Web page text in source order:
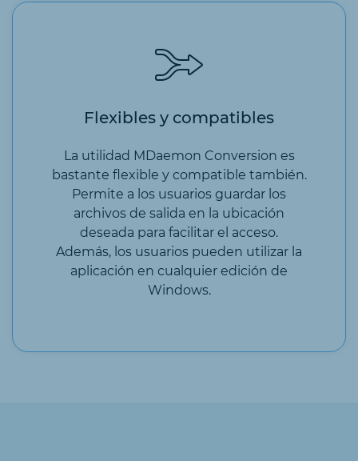
Flexibles y compatibles
La utilidad MDaemon Conversion es
bastante flexible y compatible también.
Permite a los usuarios guardar los
archivos de salida en la ubicación
deseada para facilitar el acceso.
Además, los usuarios pueden utilizar la
aplicación en cualquier edición de
Windows.